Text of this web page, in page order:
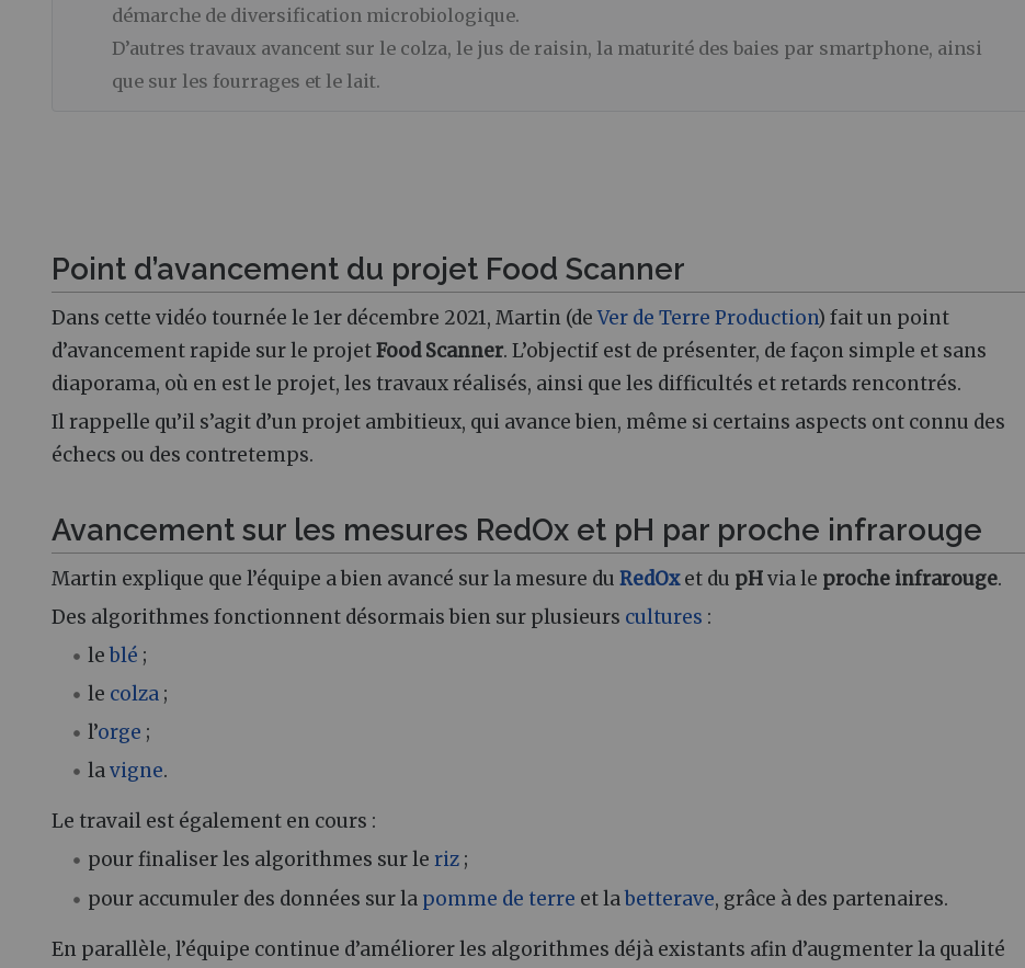
démarche de diversification microbiologique.
D’autres travaux avancent sur le colza, le jus de raisin, la maturité des baies par smartphone, ainsi
que sur les fourrages et le lait.
Point d’avancement du projet Food Scanner
Dans cette vidéo tournée le 1er décembre 2021, Martin (deVer de Terre Production) fait un point
d’avancement rapide sur le projetFood Scanner. L’objectif est de présenter, de façon simple et sans
diaporama, où en est le projet, les travaux réalisés, ainsi que les difficultés et retards rencontrés.
Il rappelle qu’il s’agit d’un projet ambitieux, qui avance bien, même si certains aspects ont connu des
échecs ou des contretemps.
Avancement sur les mesures RedOx et pH par proche infrarouge
Martin explique que l’équipe a bien avancé sur la mesure du RedOxet du pHvia le proche infrarouge.
Des algorithmes fonctionnent désormais bien sur plusieurs cultures :
leblé ;
le colza ;
l’orge ;
lavigne.
Le travail est également en cours :
pour finaliser les algorithmes sur leriz ;
pour accumuler des données sur la pomme de terre et labetterave, grâce à des partenaires.
En parallèle, l’équipe continue d’améliorer les algorithmes déjà existants afin d’augmenter la qualité